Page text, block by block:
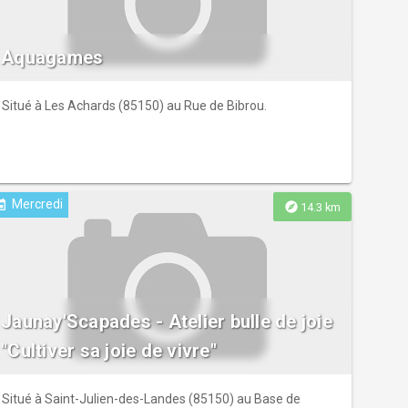
Aquagames
Situé à Les Achards (85150) au Rue de Bibrou.
explore 14.3 km
Mercredi
Jaunay'Scapades - Atelier bulle de joie
"Cultiver sa joie de vivre"
Situé à Saint-Julien-des-Landes (85150) au Base de